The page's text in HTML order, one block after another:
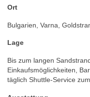
Ort
Bulgarien, Varna,
Lage
Bis zum langen
Einkaufsmöglichkeiten,
täglich Shuttle-Service